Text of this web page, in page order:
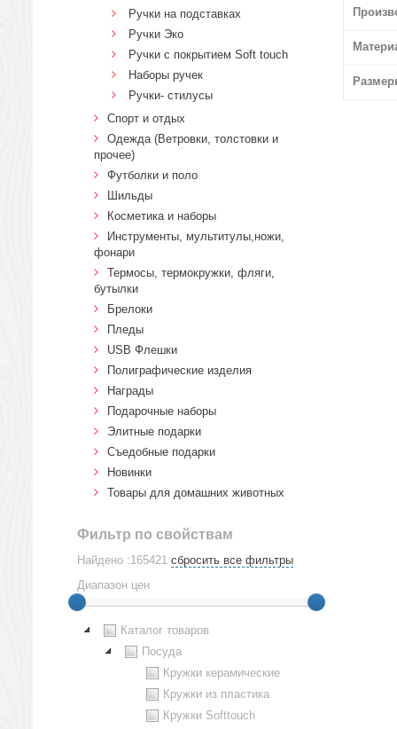
Ручки на подставках
Ручки Эко
Ручки с покрытием Soft touch
Наборы ручек
Ручки- стилусы
Спорт и отдых
Одежда (Ветровки, толстовки и
прочее)
Футболки и поло
Шильды
Косметика и наборы
Инструменты, мультитулы,ножи,
фонари
Термосы, термокружки, фляги,
бутылки
Брелоки
Пледы
USB Флешки
Полиграфические изделия
Награды
Подарочные наборы
Элитные подарки
Cъедобные подарки
Новинки
Товары для домашних животных
Фильтр по свойствам
Найдено :165421 сбросить все фильтры
Диапазон цен
Каталог товаров
Посуда
Кружки керамические
Кружки из пластика
Кружки Softtouch